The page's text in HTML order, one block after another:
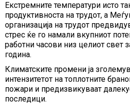
Екстремните температури исто
продуктивноста на трудот, а
организација на трудот
стрес ќе го намали вкупниот
работни часови низ целиот свет
година.
Климатските промени ја
интензитетот на топлотните
пожари и предизвикуваат
последици.